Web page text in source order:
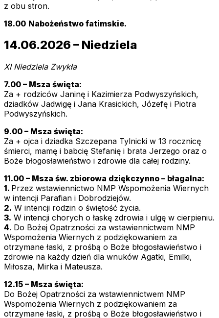
z obu stron.
18.00 Nabożeństwo fatimskie.
14.06.2026 – Niedziela
XI Niedziela Zwykła
7.00 – Msza święta:
Za + rodziców Janinę i Kazimierza Podwyszyńskich,
dziadków Jadwigę i Jana Krasickich, Józefę i Piotra
Podwyszyńskich.
9.00 – Msza święta:
Za + ojca i dziadka Szczepana Tylnicki w 13 rocznicę
śmierci, mamę i babcię Stefanię i brata Jerzego oraz o
Boże błogosławieństwo i zdrowie dla całej rodziny.
11.00 – Msza św. zbiorowa dziękczynno – błagalna:
1. Przez wstawiennictwo NMP Wspomożenia Wiernych
w intencji Parafian i Dobrodziejów.
2. W intencji rodzin o świętość życia.
3. W intencji chorych o łaskę zdrowia i ulgę w cierpieniu.
4. Do Bożej Opatrzności za wstawiennictwem NMP
Wspomożenia Wiernych z podziękowaniem za
otrzymane łaski, z prośbą o Boże błogosławieństwo i
zdrowie na każdy dzień dla wnuków Agatki, Emilki,
Miłosza, Mirka i Mateusza.
12.15 – Msza święta:
Do Bożej Opatrzności za wstawiennictwem NMP
Wspomożenia Wiernych z podziękowaniem za
otrzymane łaski, z prośbą o Boże błogosławieństwo i